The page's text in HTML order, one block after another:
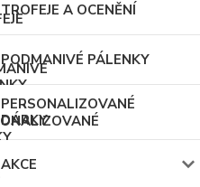
TROFEJE A OCENĚNÍ
PODMANIVÉ PÁLENKY
PERSONALIZOVANÉ
DÁRKY
AKCE